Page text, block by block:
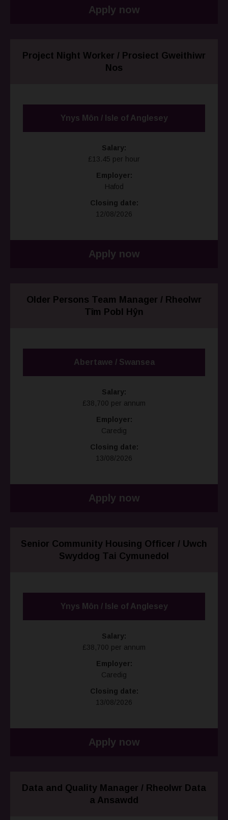
Apply now
Project Night Worker / Prosiect Gweithiwr
Nos
Ynys Môn / Isle of Anglesey
Salary:
£13.45 per hour
Employer:
Hafod
Closing date:
12/08/2026
Apply now
Older Persons Team Manager / Rheolwr
Tîm Pobl Hŷn
Abertawe / Swansea
Salary:
£38,700 per annum
Employer:
Caredig
Closing date:
13/08/2026
Apply now
Senior Community Housing Officer / Uwch
Swyddog Tai Cymunedol
Ynys Môn / Isle of Anglesey
Salary:
£38,700 per annum
Employer:
Caredig
Closing date:
13/08/2026
Apply now
Data and Quality Manager / Rheolwr Data
a Ansawdd